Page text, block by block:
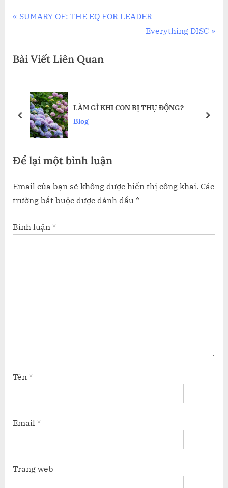
Điều
bài
P
v
i
s
s
:
SUMARY OF: THE EQ FOR LEADER
N
t
Everything DISC
Bài Viết Liên Quan
LÀM GÌ KHI CON BỊ THỤ ĐỘNG?
Blog
prev next
Để lại một bình luận
Email của bạn sẽ không được hiển thị công khai. Các
trường bắt buộc được đánh dấu *
Bình luận *
Tên *
Email *
Trang web